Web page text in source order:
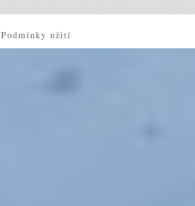
Podmínky užití